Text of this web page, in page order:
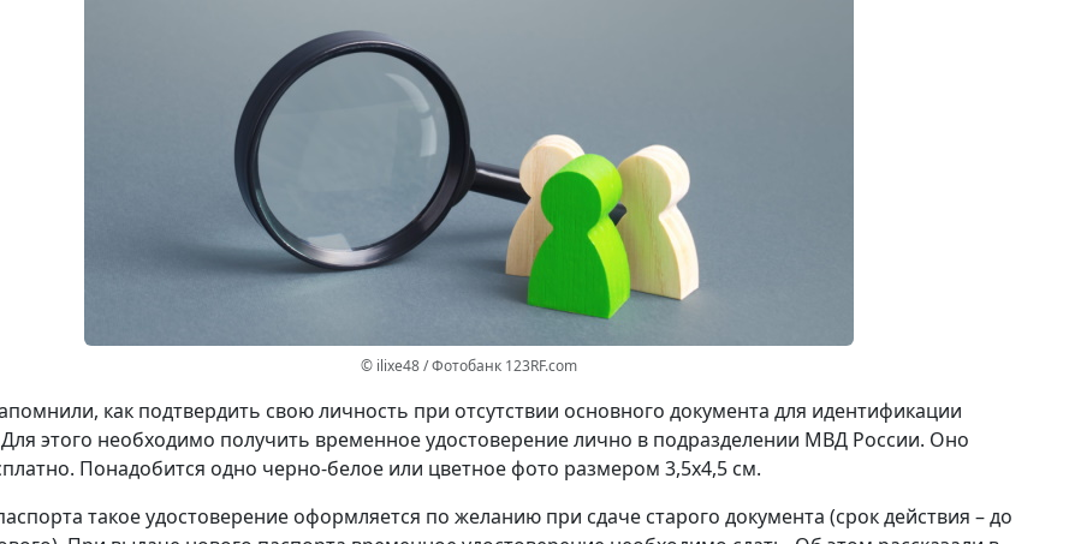
© ilixe48 / Фотобанк 123RF.com
как подтвердить свою личность при отсутствии основного документа для идентификации
этого необходимо получить временное удостоверение лично в подразделении МВД России. Оно
Понадобится одно черно-белое или цветное фото размером 3,5x4,5 см.
такое удостоверение оформляется по желанию при сдаче старого документа (срок действия – до